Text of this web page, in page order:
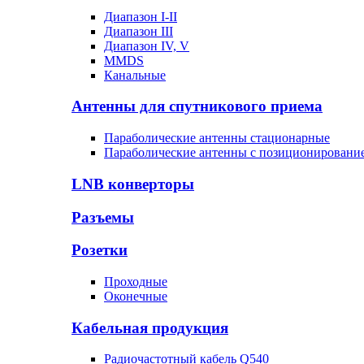
Диапазон I-II
Диапазон III
Диапазон IV, V
MMDS
Канальные
Антенны для спутникового приема
Параболические антенны стационарные
Параболические антенны с
LNB конверторы
Разъемы
Розетки
Проходные
Оконечные
Кабельная продукция
Радиочастотный кабель Q540